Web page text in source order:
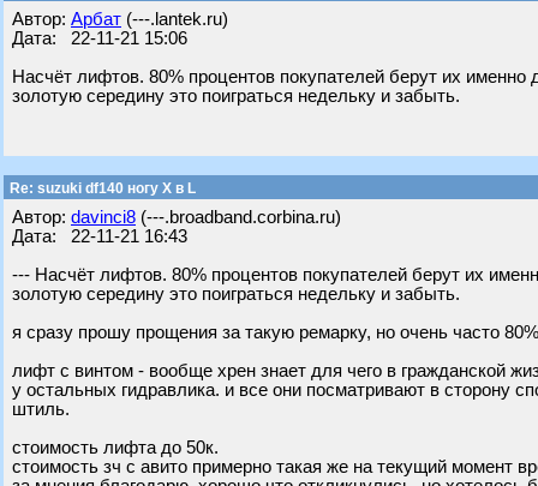
Автор: Арбат (---.lantek.ru)
Дата: 22-11-21 15:06
Насчёт лифтов. 80% процентов покупателей берут их именно
золотую середину это поиграться недельку и забыть.
Re: suzuki df140 ногу X в L
Автор: davinci8 (---.broadband.corbina.ru)
Дата: 22-11-21 16:43
--- Насчёт лифтов. 80% процентов покупателей берут их
золотую середину это поиграться недельку и забыть.
я сразу прошу прощения за такую ремарку, но очень часто
лифт с винтом - вообще хрен знает для чего в гражданской
у остальных гидравлика. и все они посматривают в сторону
штиль.
стоимость лифта до 50к.
стоимость зч с авито примерно такая же на текущий момент